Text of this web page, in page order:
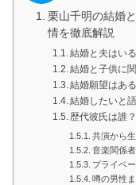
栗山千明の結婚
情を徹底解説
結婚と夫はい
結婚と子供に
結婚願望はあ
結婚したいと
歴代彼氏は誰
共演から
音楽関係
プライベ
噂の男性